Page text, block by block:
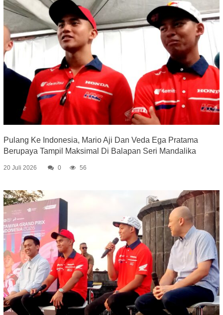
Pulang Ke Indonesia, Mario Aji Dan Veda Ega Pratama
Berupaya Tampil Maksimal Di Balapan Seri Mandalika
20 Juli 2026 0 56